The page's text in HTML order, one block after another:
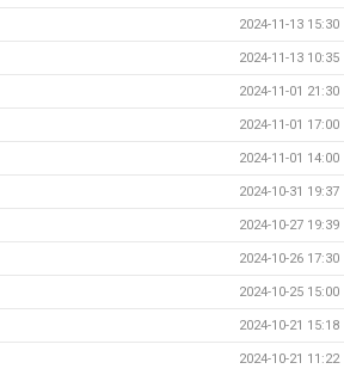
2024-11-13 15:30
2024-11-13 10:35
2024-11-01 21:30
2024-11-01 17:00
2024-11-01 14:00
2024-10-31 19:37
2024-10-27 19:39
2024-10-26 17:30
2024-10-25 15:00
2024-10-21 15:18
2024-10-21 11:22